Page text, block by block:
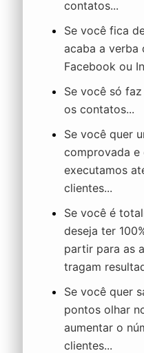
contatos...
Se você fica
acaba a verba
Facebook ou
Se você só
os contatos...
Se você quer
comprovada e
executamos
clientes...
Se você é
deseja ter
partir para as
tragam
Se você quer
pontos olhar
aumentar o
clientes...